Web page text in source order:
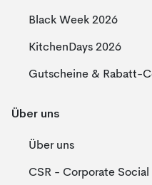
Black Week 2026
KitchenDays 2026
Gutscheine & Rabatt-
Über uns
Über uns
CSR - Corporate